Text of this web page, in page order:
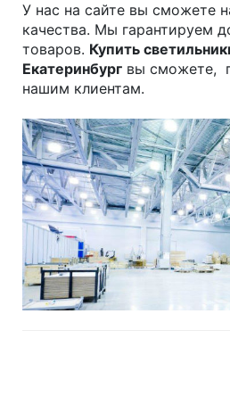
У нас на сайте вы сможете
качества. Мы гарантируем
товаров. Купить
Екатеринбург вы сможете,
нашим клиентам.